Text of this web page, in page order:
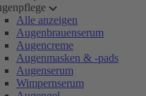
Alle anzeigen
Augenbrauenserum
Augencreme
Augenmasken & -pads
Augenserum
Wimpernserum